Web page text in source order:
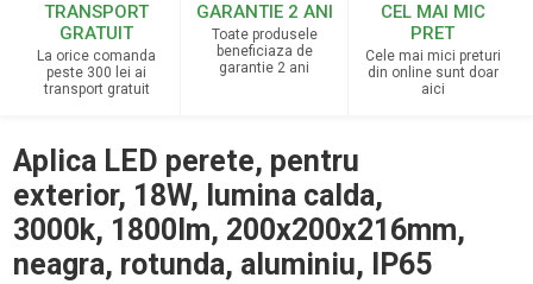
TRANSPORT
GRATUIT
La orice comanda
peste 300 lei ai
transport gratuit
GARANTIE 2 ANI
Toate produsele
beneficiaza de
garantie 2 ani
CEL MAI MIC
PRET
Cele mai mici preturi
din online sunt doar
aici
Aplica LED perete, pentru
exterior, 18W, lumina calda,
3000k, 1800lm, 200x200x216mm,
neagra, rotunda, aluminiu, IP65